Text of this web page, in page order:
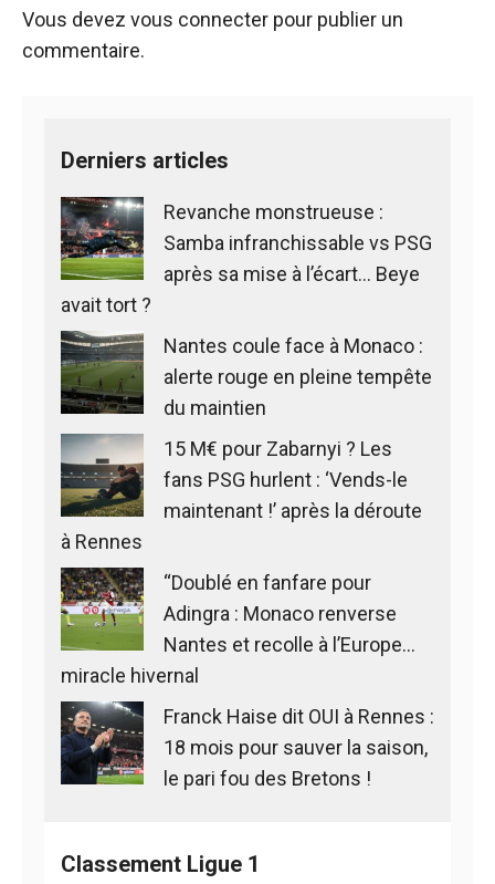
Vous devez vous connecter pour publier un
commentaire.
Derniers articles
Revanche monstrueuse :
Samba infranchissable vs PSG
après sa mise à l’écart… Beye
avait tort ?
Nantes coule face à Monaco :
alerte rouge en pleine tempête
du maintien
15 M€ pour Zabarnyi ? Les
fans PSG hurlent : ‘Vends-le
maintenant !’ après la déroute
à Rennes
“Doublé en fanfare pour
Adingra : Monaco renverse
Nantes et recolle à l’Europe…
miracle hivernal
Franck Haise dit OUI à Rennes :
18 mois pour sauver la saison,
le pari fou des Bretons !
Classement Ligue 1